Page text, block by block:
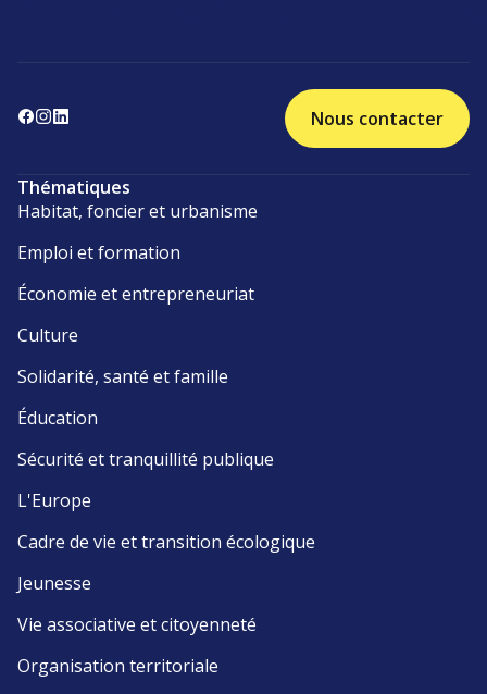
Nous contacter
Thématiques
Habitat, foncier et urbanisme
Emploi et formation
Économie et entrepreneuriat
Culture
Solidarité, santé et famille
Éducation
Sécurité et tranquillité publique
L'Europe
Cadre de vie et transition écologique
Jeunesse
Vie associative et citoyenneté
Organisation territoriale